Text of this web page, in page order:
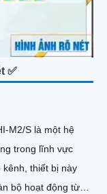
✅
M2/S là một hệ
trong lĩnh vực
bộ hoạt động từ